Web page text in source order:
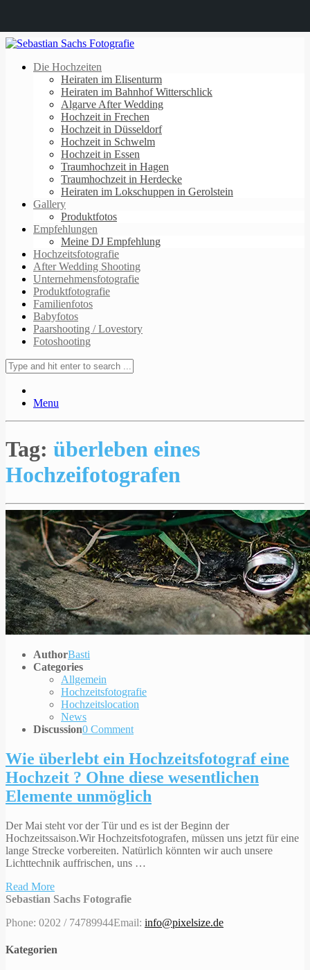
Die Hochzeiten
Heiraten im Elisenturm
Heiraten im Bahnhof Witterschlick
Algarve After Wedding
Hochzeit in Frechen
Hochzeit in Düsseldorf
Hochzeit in Schwelm
Hochzeit in Essen
Traumhochzeit in Hagen
Traumhochzeit in Herdecke
Heiraten im Lokschuppen in Gerolstein
Gallery
Produktfotos
Empfehlungen
Meine DJ Empfehlung
Hochzeitsfotografie
After Wedding Shooting
Unternehmensfotografie
Produktfotografie
Familienfotos
Babyfotos
Paarshooting / Lovestory
Fotoshooting
Menu
Tag: überleben eines
Hochzeifotografen
AuthorBasti
Categories
Allgemein
Hochzeitsfotografie
Hochzeitslocation
News
Discussion0 Comment
Wie überlebt ein Hochzeitsfotograf eine
Hochzeit ? Ohne diese wesentlichen
Elemente unmöglich
Der Mai steht vor der Tür und es ist der Beginn der
Hochzeitssaison.Wir Hochzeitsfotografen, müssen uns jetzt für eine
lange Strecke vorbereiten. Natürlich könnten wir auch unsere
Lichttechnik auffrischen, uns …
Read More
Sebastian Sachs Fotografie
Phone: 0202 / 74789944Email: info@pixelsize.de
Kategorien